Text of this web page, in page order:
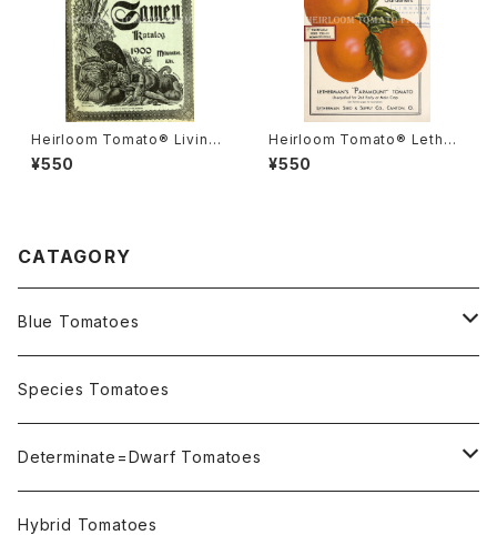
Heirloom Tomato® Livings
ton's Boufommenheir エア
ルーム・トマト・リビングストン
¥550
Heirloom Tomato® Lether
mans' Paramount エアルー
ム・トマト・レサーマンズ・パラマ
¥550
CATAGORY
Blue Tomatoes
OSU INDIGO Series
Not OSU Blue Tomatoes
Species Tomatoes
Determinate=Dwarf Tomatoes
Micro Determinate 10cm~30cm
Hybrid Tomatoes